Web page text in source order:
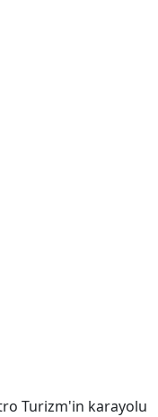
Turizm'in karayolu